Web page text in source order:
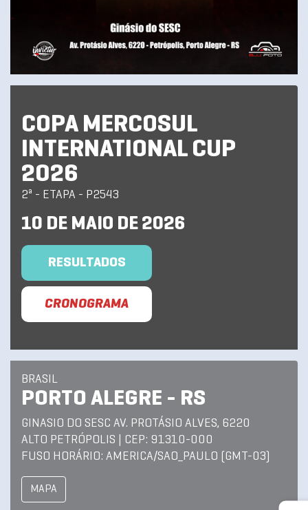
COPA MERCOSUL
INTERNATIONAL CUP
2026
2ª - ETAPA - P2543
10 DE MAIO DE 2026
RESULTADOS
CRONOGRAMA
BRASIL
PORTO ALEGRE - RS
GINASIO DO SESC AV. PROTÁSIO ALVES, 6220
ALTO PETRÓPOLIS | CEP: 91310-000
FUSO HORÁRIO: AMERICA/SAO_PAULO (GMT-03)
MAPA